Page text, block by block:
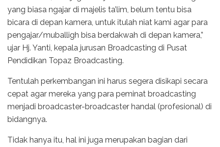
yang biasa ngajar di majelis ta’lim, belum tentu bisa
bicara di depan kamera, untuk itulah niat kami agar para
pengajar/muballigh bisa berdakwah di depan kamera,”
ujar Hj. Yanti, kepala jurusan Broadcasting di Pusat
Pendidikan Topaz Broadcasting.
Tentulah perkembangan ini harus segera disikapi secara
cepat agar mereka yang para peminat broadcasting
menjadi broadcaster-broadcaster handal (profesional) di
bidangnya.
Tidak hanya itu, hal ini juga merupakan bagian dari